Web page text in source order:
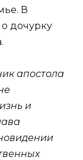
В
дочурку
апостола
и